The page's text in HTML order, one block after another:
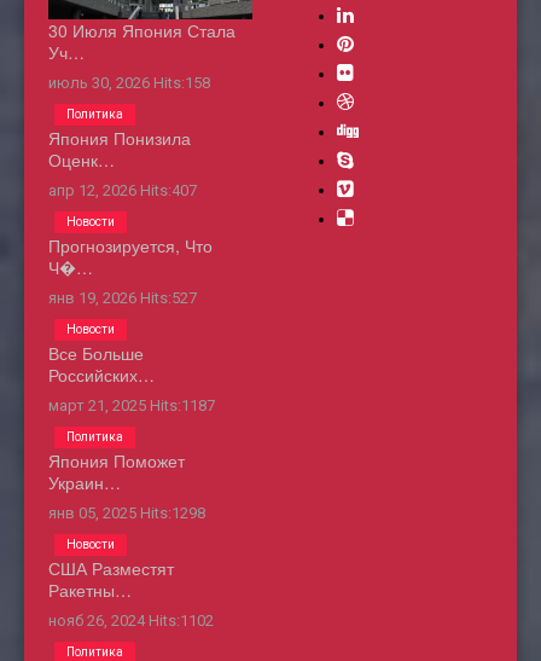
30 Июля Япония Стала
Уч…
июль 30, 2026 Hits:158
Япония Понизила
Оценк…
апр 12, 2026 Hits:407
Политика
Прогнозируется, Что
Ч�…
янв 19, 2026 Hits:527
Новости
Все Больше
Российских…
март 21, 2025 Hits:1187
Новости
Япония Поможет
Украин…
янв 05, 2025 Hits:1298
Политика
США Разместят
Ракетны…
нояб 26, 2024 Hits:1102
Новости
Политика